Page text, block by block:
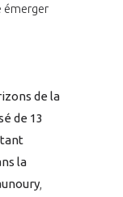
émerger
de la
de 13
la
,